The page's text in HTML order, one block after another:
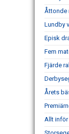
Åttonde
Lundby
Episk
Fem
Fjärde
Årets
Allt inför